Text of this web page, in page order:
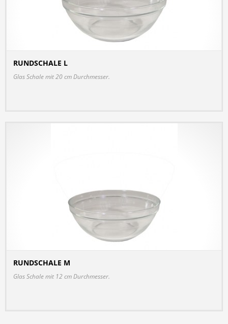
RUNDSCHALE L
Glas Schale mit 20 cm Durchmesser.
RUNDSCHALE M
Glas Schale mit 12 cm Durchmesser.